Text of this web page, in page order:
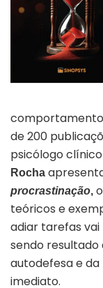
de 200
psicólogo clínico
Rocha
procrastinação,
teóricos e
adiar tarefas
sendo
autodefesa e
imediato.